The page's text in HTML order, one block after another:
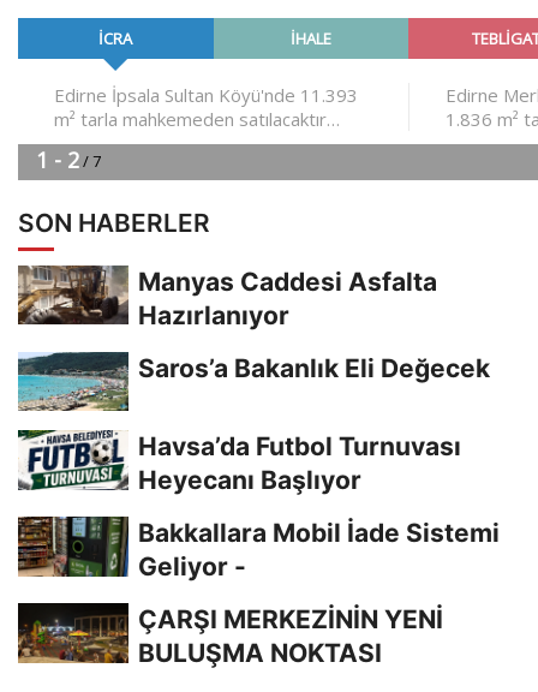
SON HABERLER
Manyas Caddesi Asfalta
Hazırlanıyor
Saros’a Bakanlık Eli Değecek
Havsa’da Futbol Turnuvası
Heyecanı Başlıyor
Bakkallara Mobil İade Sistemi
Geliyor -
ÇARŞI MERKEZİNİN YENİ
BULUŞMA NOKTASI